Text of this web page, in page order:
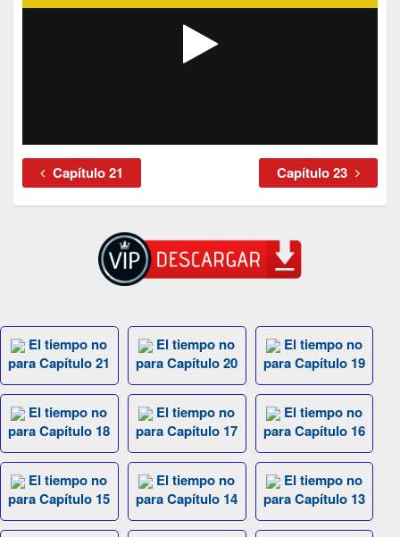
Capítulo 21 Capítulo 23
El tiempo no
para Capítulo 21
El tiempo no
para Capítulo 20
El tiempo no
para Capítulo 19
El tiempo no
para Capítulo 18
El tiempo no
para Capítulo 17
El tiempo no
para Capítulo 16
El tiempo no
para Capítulo 15
El tiempo no
para Capítulo 14
El tiempo no
para Capítulo 13